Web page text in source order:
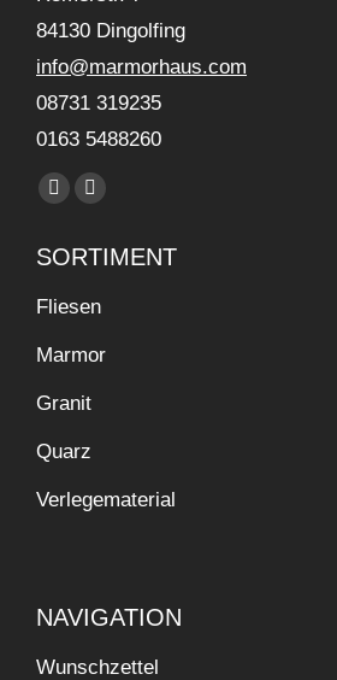
84130 Dingolfing
info@marmorhaus.com
08731 319235
0163 5488260
Find us on:
Facebook
opens
in
window
Instagram
opens
window
SORTIMENT
Fliesen
Marmor
Granit
Quarz
Verlegematerial
NAVIGATION
Wunschzettel